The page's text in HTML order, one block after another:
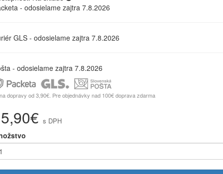
- odosielame zajtra 7.8.2026
GLS - odosielame zajtra 7.8.2026
- odosielame zajtra 7.8.2026
dopravy od 3,90€. Pre objednávky nad 100€ doprava zdarma
s DPH